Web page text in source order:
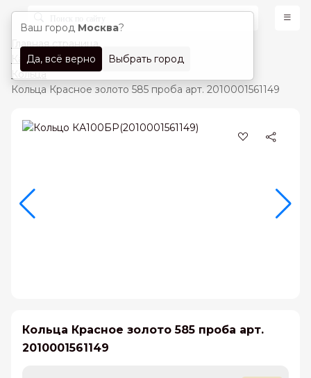
Главная страница
Каталог
Кольца
Кольца Красное золото 585 проба арт. 2010001561149
Кольца Красное золото 585 проба арт.
2010001561149
Ваш город Москва?
Да, всё верно Выбрать город